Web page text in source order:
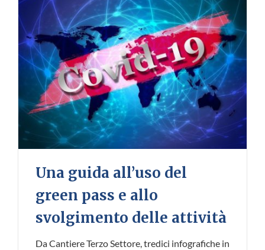
Una guida all’uso del
green pass e allo
svolgimento delle attività
Da Cantiere Terzo Settore, tredici infografiche in